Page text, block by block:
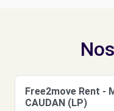
Free2move Rent -
CAUDAN (LP)